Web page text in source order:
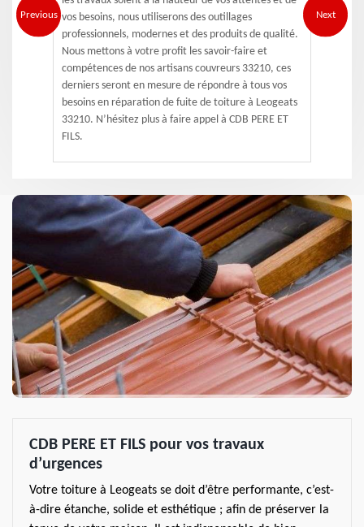
Previous vos besoins, nous utiliserons des outillages
professionnels, modernes et des produits de qualité.
Nous mettons à votre profit les savoir-faire et
compétences de nos artisans couvreurs 33210, ces
derniers seront en mesure de répondre à tous vos
besoins en réparation de fuite de toiture à Leogeats
33210. N’hésitez plus à faire appel à CDB PERE ET
FILS.
Next
CDB PERE ET FILS pour vos travaux
d’urgences
Votre toiture à Leogeats se doit d’être performante, c’est-
à-dire étanche, solide et esthétique ; afin de préserver la